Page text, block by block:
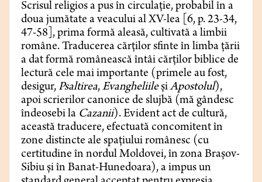
Scrisul religios a pus în circulație, probabil în a
doua jumătate a veacului al XV-lea [6, p. 23-34,
47-58], prima formă aleasă, cultivată a limbii
române. Traducerea cărților sfinte în limba țării
a dat formă românească întâi cărților biblice de
lectură cele mai importante (primele au fost,
desigur,Psaltirea,EvangheliileșiApostolul),
apoi scrierilor canonice de slujbă (mă gândesc
îndeosebi la Cazanii). Evident act de cultură,
această traducere, efectuată concomitent în
zone distincte ale spațiului românesc (cu
certitudine în nordul Moldovei, în zona Brașov-
Sibiu și în Banat-Hunedoara), a impus un